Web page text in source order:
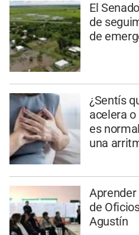
El
de
de
¿Sentís
acelera
es
una
Aprender
de
Agustín